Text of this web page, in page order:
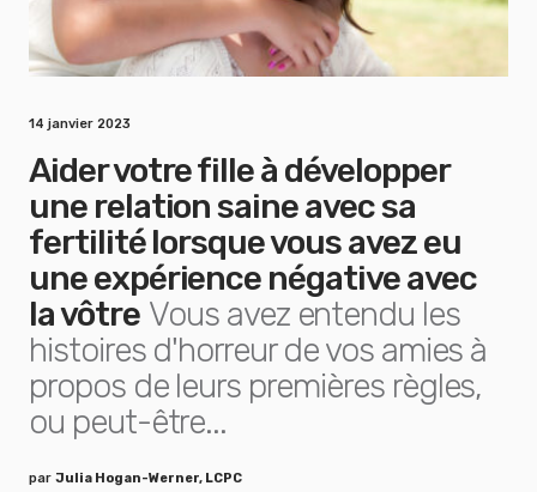
14 janvier 2023
Aider votre fille à développer
une relation saine avec sa
fertilité lorsque vous avez eu
une expérience négative avec
la vôtre Vous avez entendu les
histoires d'horreur de vos amies à
propos de leurs premières règles,
ou peut-être...
par Julia Hogan-Werner, LCPC